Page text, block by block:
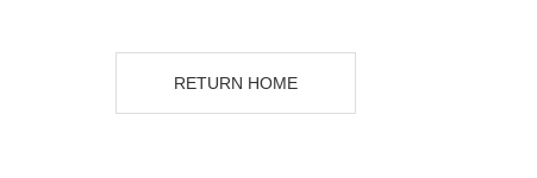
RETURN HOME